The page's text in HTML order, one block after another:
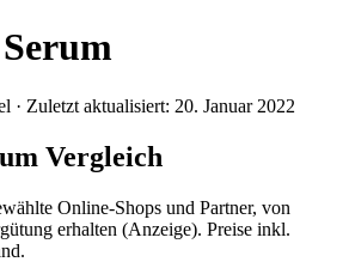
· Zuletzt aktualisiert: 20. Januar 2022
Vergleich
Online-Shops und Partner, von
erhalten (Anzeige). Preise inkl.